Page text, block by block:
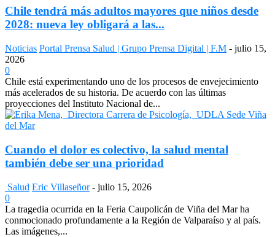
Chile tendrá más adultos mayores que niños desde
2028: nueva ley obligará a las...
Noticias Portal Prensa Salud | Grupo Prensa Digital | F.M - julio 15,
2026
0
Chile está experimentando uno de los procesos de envejecimiento
más acelerados de su historia. De acuerdo con las últimas
proyecciones del Instituto Nacional de...
Cuando el dolor es colectivo, la salud mental
también debe ser una prioridad
Salud Eric Villaseñor - julio 15, 2026
0
La tragedia ocurrida en la Feria Caupolicán de Viña del Mar ha
conmocionado profundamente a la Región de Valparaíso y al país.
Las imágenes,...